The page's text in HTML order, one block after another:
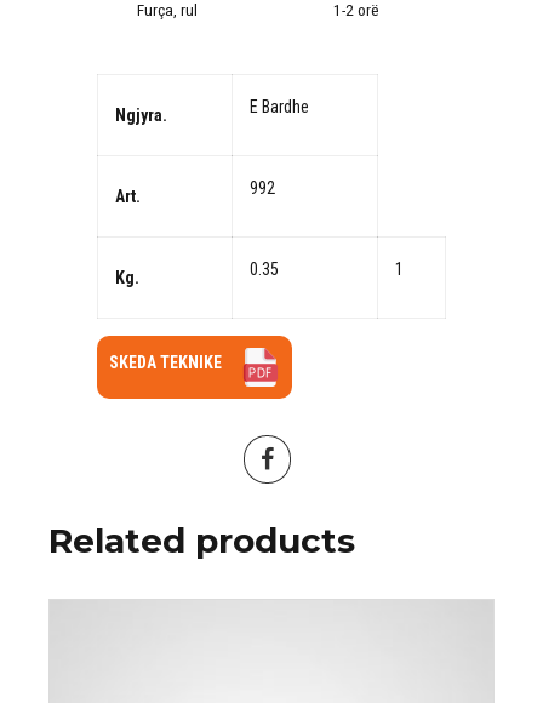
Furça, rul 1-2 orë
Ngjyra. E Bardhe
Art. 992
Kg. 0.35 1
SKEDA TEKNIKE
Related products